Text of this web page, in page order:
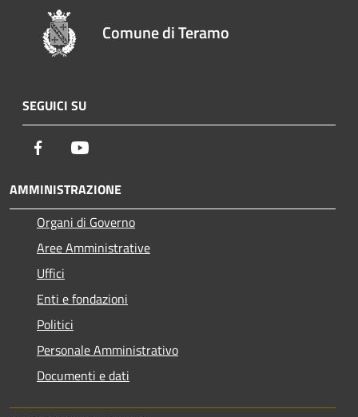
Comune di Teramo
SEGUICI SU
Facebook
AMMINISTRAZIONE
Organi di Governo
Aree Amministrative
Uffici
Enti e fondazioni
Politici
Personale Amministrativo
Documenti e dati